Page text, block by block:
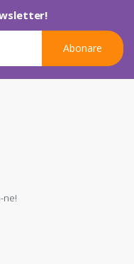
Abonare
ne!